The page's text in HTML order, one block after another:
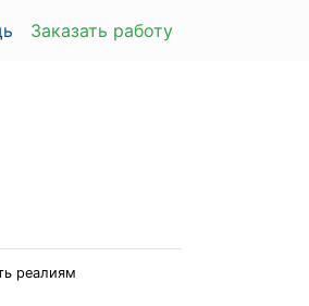
Заказать работу
реалиям